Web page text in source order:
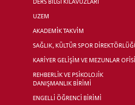
DERS BİLGİ KILAVUZLARI
UZEM
AKADEMİK TAKVİM
SAĞLIK, KÜLTÜR SPOR
KARİYER GELİŞİM VE MEZUNLAR OFİSİ
REHBERLİK VE PSİKOLOJİK
DANIŞMANLIK BİRİMİ
ENGELLİ ÖĞRENCİ BİRİMİ